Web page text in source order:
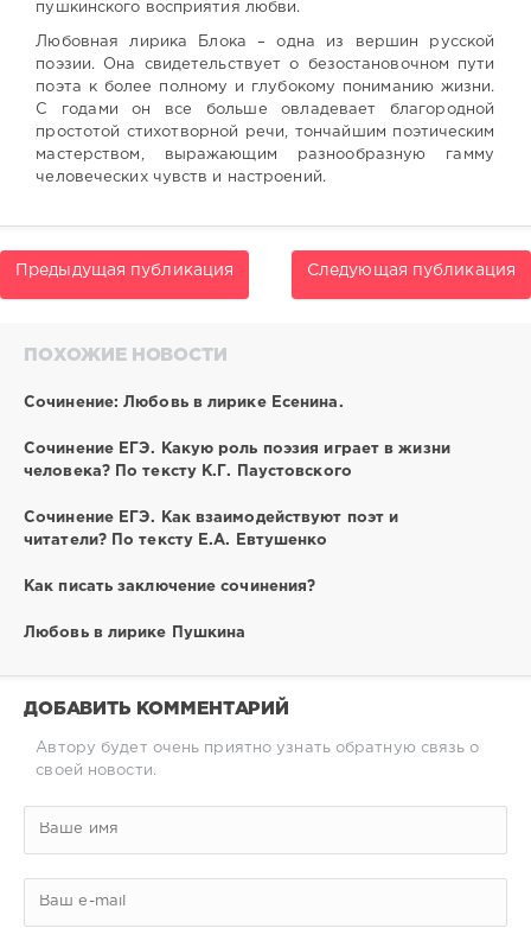
пушкинского восприятия любви.
Любовная лирика Блока – одна из вершин русской
поэзии. Она свидетельствует о безостановочном пути
поэта к более полному и глубокому пониманию жизни.
С годами он все больше овладевает благородной
простотой стихотворной речи, тончайшим поэтическим
мастерством, выражающим разнообразную гамму
человеческих чувств и настроений.
Предыдущая публикация Следующая публикация
ПОХОЖИЕ НОВОСТИ
Сочинение: Любовь в лирике Есенина.
Сочинение ЕГЭ. Какую роль поэзия играет в жизни
человека? По тексту К.Г. Паустовского
Сочинение ЕГЭ. Как взаимодействуют поэт и
читатели? По тексту Е.А. Евтушенко
Как писать заключение сочинения?
Любовь в лирике Пушкина
ДОБАВИТЬ КОММЕНТАРИЙ
Автору будет очень приятно узнать обратную связь о
своей новости.